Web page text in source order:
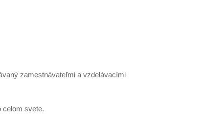
zamestnávateľmi a vzdelávacími
celom svete.